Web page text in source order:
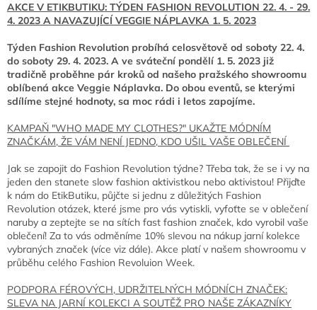
AKCE V ETIKBUTIKU: TÝDEN FASHION REVOLUTION 22. 4. - 29.
4. 2023 A NAVAZUJÍCÍ VEGGIE NÁPLAVKA 1. 5. 2023
Týden Fashion Revolution probíhá celosvětově od soboty 22. 4.
do soboty 29. 4. 2023. A ve sváteční pondělí 1. 5. 2023 již
tradičně proběhne pár kroků od našeho pražského showroomu
oblíbená akce Veggie Náplavka. Do obou eventů, se kterými
sdílíme stejné hodnoty, sa moc rádi i letos zapojíme.
KAMPAŇ "WHO MADE MY CLOTHES?" UKAŽTE MÓDNÍM
ZNAČKÁM, ŽE VÁM NENÍ JEDNO, KDO UŠIL VAŠE OBLEČENÍ
Jak se zapojit do Fashion Revolution týdne? Třeba tak, že se i vy na
jeden den stanete slow fashion aktivistkou nebo aktivistou! Přijďte
k nám do EtikButiku, půjčte si jednu z důležitých Fashion
Revolution otázek, které jsme pro vás vytiskli, vyfoťte se v oblečení
naruby a zeptejte se na sítích fast fashion značek, kdo vyrobil vaše
oblečení! Za to vás odměníme 10% slevou na nákup jarní kolekce
vybraných značek (více viz dále). Akce platí v našem showroomu v
průběhu celého Fashion Revoluion Week.
PODPORA FÉROVÝCH, UDRŽITELNÝCH MÓDNÍCH ZNAČEK:
SLEVA NA JARNÍ KOLEKCI A SOUTĚŽ PRO NAŠE ZÁKAZNÍKY